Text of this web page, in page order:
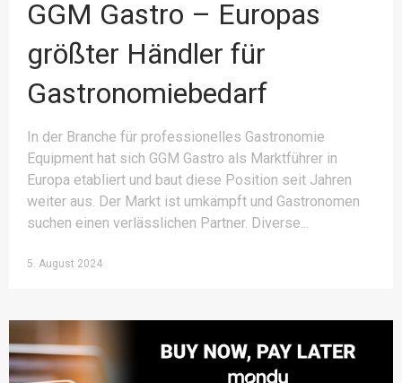
GGM Gastro – Europas
größter Händler für
Gastronomiebedarf
In der Branche für professionelles Gastronomie
Equipment hat sich GGM Gastro als Marktführer in
Europa etabliert und baut diese Position seit Jahren
weiter aus. Der Markt ist umkämpft und Gastronomen
suchen einen verlässlichen Partner. Diverse
5. August 2024